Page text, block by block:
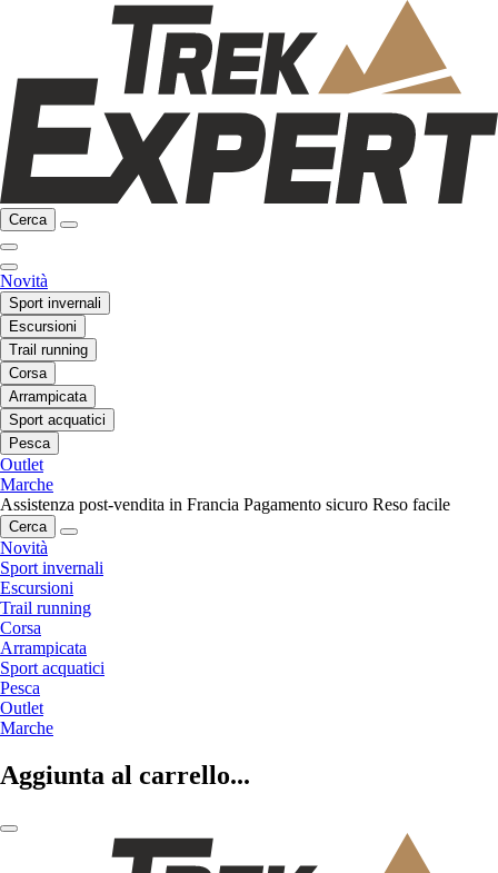
Cerca
Novità
Sport invernali
Escursioni
Trail running
Corsa
Arrampicata
Sport acquatici
Pesca
Outlet
Marche
Assistenza post-vendita in Francia Pagamento sicuro Reso facile
Cerca
Novità
Sport invernali
Escursioni
Trail running
Corsa
Arrampicata
Sport acquatici
Pesca
Outlet
Marche
Aggiunta al carrello...